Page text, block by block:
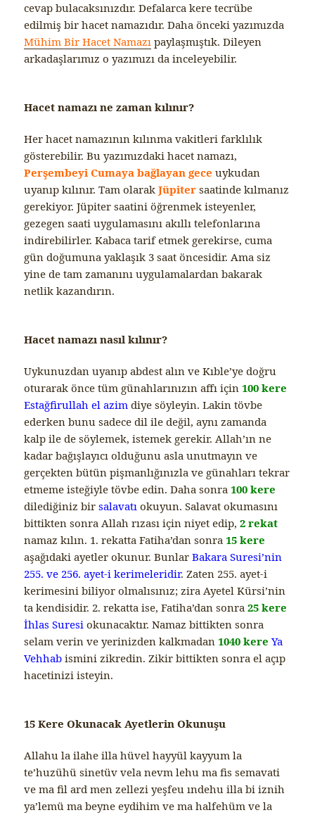
cevap bulacaksınızdır. Defalarca kere tecrübe
edilmiş bir hacet namazıdır. Daha önceki yazımızda
Mühim Bir Hacet Namazı paylaşmıştık. Dileyen
arkadaşlarımız o yazımızı da inceleyebilir.
Hacet namazı ne zaman kılınır?
Her hacet namazının kılınma vakitleri farklılık
gösterebilir. Bu yazımızdaki hacet namazı,
Perşembeyi Cumaya bağlayan gece uykudan
uyanıp kılınır. Tam olarakJüpiter saatinde kılmanız
gerekiyor. Jüpiter saatini öğrenmek isteyenler,
gezegen saati uygulamasını akıllı telefonlarına
indirebilirler. Kabaca tarif etmek gerekirse, cuma
gün doğumuna yaklaşık 3 saat öncesidir. Ama siz
yine de tam zamanını uygulamalardan bakarak
netlik kazandırın.
Hacet namazı nasıl kılınır?
Uykunuzdan uyanıp abdest alın ve Kıble’ye doğru
oturarak önce tüm günahlarınızın affı için100 kere
Estağfirullah el azim diye söyleyin. Lakin tövbe
ederken bunu sadece dil ile değil, aynı zamanda
kalp ile de söylemek, istemek gerekir. Allah’ın ne
kadar bağışlayıcı olduğunu asla unutmayın ve
gerçekten bütün pişmanlığınızla ve günahları tekrar
etmeme isteğiyle tövbe edin. Daha sonra100 kere
dilediğiniz birsalavatı okuyun. Salavat okumasını
bittikten sonra Allah rızası için niyet edip,2 rekat
namaz kılın. 1. rekatta Fatiha’dan sonra15 kere
aşağıdaki ayetler okunur. BunlarBakara Suresi’nin
255. ve 256. ayet-i kerimeleridir. Zaten 255. ayet-i
kerimesini biliyor olmalısınız; zira Ayetel Kürsi’nin
ta kendisidir. 2. rekatta ise, Fatiha’dan sonra25 kere
İhlas Suresi okunacaktır. Namaz bittikten sonra
selam verin ve yerinizden kalkmadan1040 kere Ya
Vehhab ismini zikredin. Zikir bittikten sonra el açıp
hacetinizi isteyin.
15 Kere Okunacak Ayetlerin Okunuşu
Allahu la ilahe illa hüvel hayyül kayyum la
te’huzühü sinetüv vela nevm lehu ma fis semavati
ve ma fil ard men zellezi yeşfeu ındehu illa bi iznih
ya’lemü ma beyne eydihim ve ma halfehüm ve la